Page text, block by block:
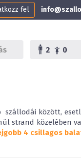
fel
2 0
szállodái között,
strand közelében
4 csillagos